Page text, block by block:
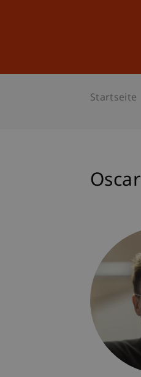
Startseite
Oscar